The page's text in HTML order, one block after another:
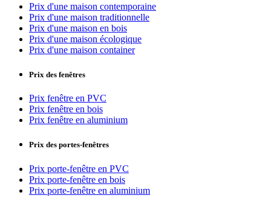
Prix d'une maison contemporaine
Prix d'une maison traditionnelle
Prix d'une maison en bois
Prix d'une maison écologique
Prix d'une maison container
Prix des fenêtres
Prix fenêtre en PVC
Prix fenêtre en bois
Prix fenêtre en aluminium
Prix des portes-fenêtres
Prix porte-fenêtre en PVC
Prix porte-fenêtre en bois
Prix porte-fenêtre en aluminium